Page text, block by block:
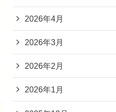
2026年4月
2026年3月
2026年2月
2026年1月